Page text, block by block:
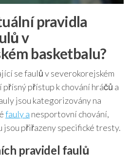
pravidla
v
basketbalu?
se faulů v severokorejském
přístup k chování hráčů a
jsou kategorizovány na
fauly a nesportovní chování,
jsou přiřazeny specifické tresty.
pravidel faulů